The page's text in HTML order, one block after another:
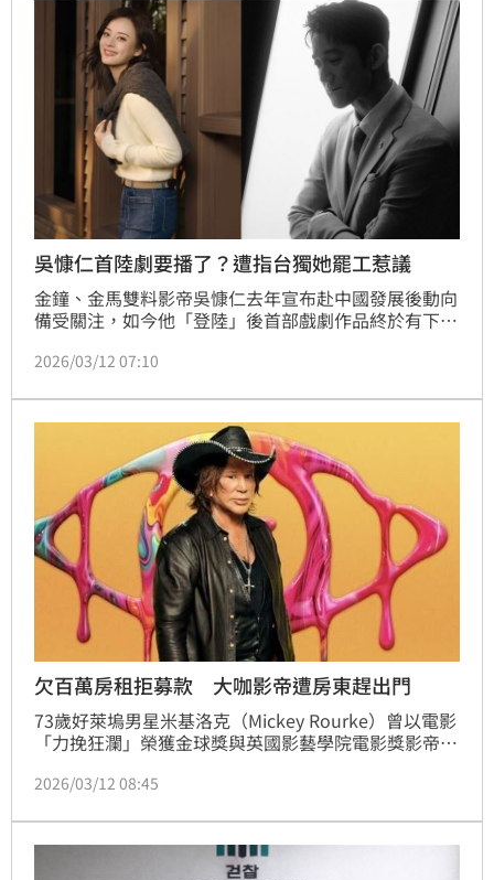
吳慷仁首陸劇要播了？遭指台獨她罷工惹議
金鐘、金馬雙料影帝吳慷仁去年宣布赴中國發展後動向
備受關注，如今他「登陸」後首部戲劇作品終於有下
新劇《危險關係》有望於3月在愛奇藝平台上線，時間
提前在3月中旬上架；雖未見平台正式官宣，不過吳慷
仁轉戰陸劇界是否打響第一砲，也備受外界關注。
2026/03/12 07:10
欠百萬房租拒募款 大咖影帝遭房東趕出門
73歲好萊塢男星米基洛克（Mickey Rourke）曾以電影
「力挽狂瀾」榮獲金球獎與英國影藝學院電影獎影帝，
來傳出他陷入低潮，財務狀況亮紅燈，因積欠5.9萬美
外媒《時人》報導，本週稍早洛杉磯高等法院在一起
「非法佔用」案件中，裁定他的房東勝訴，他因此被趕
2026/03/12 08:45